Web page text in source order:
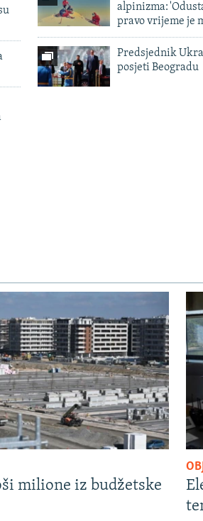
alpinizma:
pravo vrijeme je
Predsjednik
posjeti Beogradu
milione iz budžetske